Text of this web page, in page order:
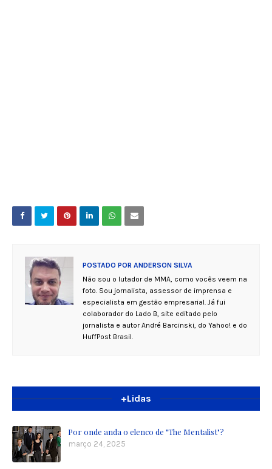
POSTADO POR ANDERSON SILVA
Não sou o lutador de MMA, como vocês veem na
foto. Sou jornalista, assessor de imprensa e
especialista em gestão empresarial. Já fui
colaborador do Lado B, site editado pelo
jornalista e autor André Barcinski, do Yahoo! e do
HuffPost Brasil.
+Lidas
Por onde anda o elenco de "The Mentalist"?
março 24, 2025